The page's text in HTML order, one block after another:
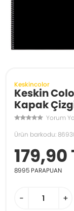
Keskincolor
Keskin
Kapak
Yorum
Ürün barkodu:
179,90
8995 PARAPUAN
- +